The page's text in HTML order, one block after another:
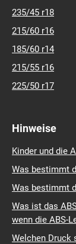
235/45 r18
215/60 r16
185/60 r14
215/55 r16
225/50 r17
Hinweise
Kinder und die
Was bestimmt
Was bestimmt
Was ist das
wenn die ABS-
Welchen Druck